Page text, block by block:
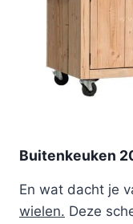
Buitenkeuken
En wat dacht je
wielen. Deze